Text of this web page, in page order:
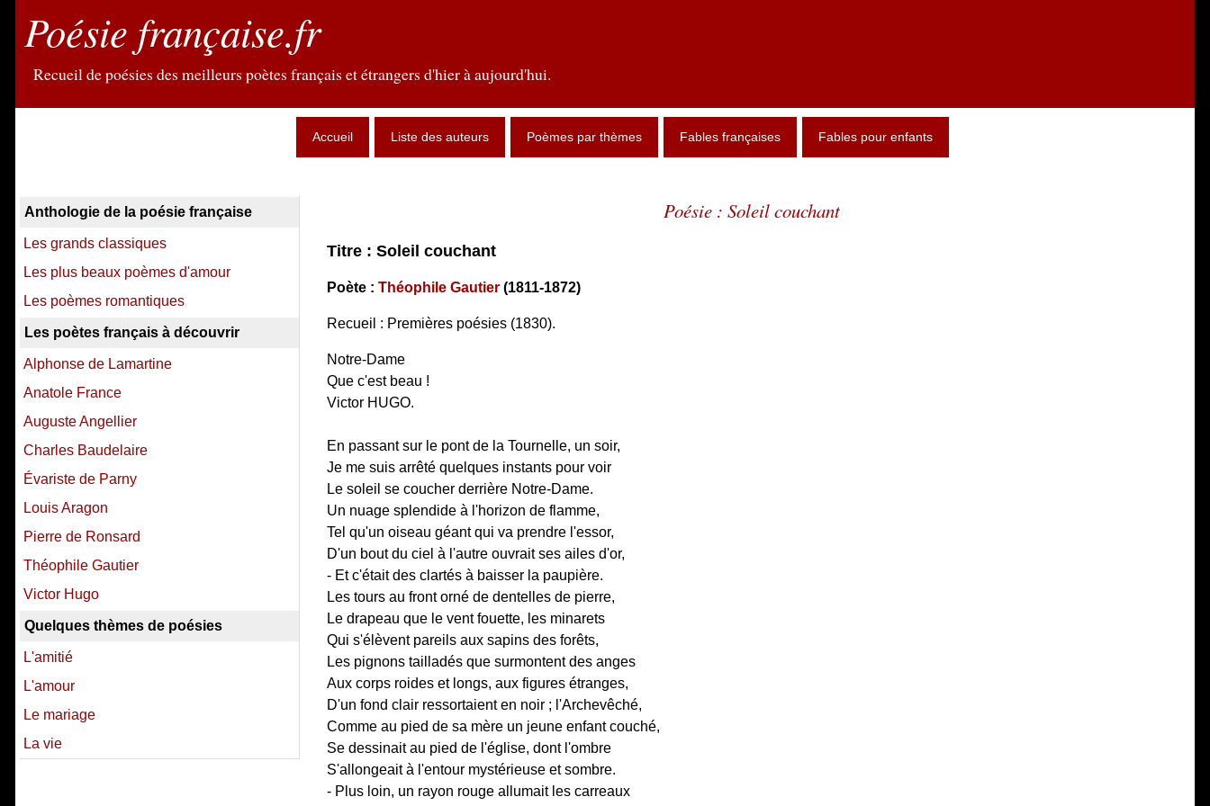
Poésie française.fr
Recueil de poésies des meilleurs poètes français et étrangers d'hier à aujourd'hui.
Accueil Liste des auteurs Poèmes par thèmes Fables françaises Fables pour enfants
Poésie : Soleil couchant
Titre : Soleil couchant
Poète : Théophile Gautier (1811-1872)
Recueil : Premières poésies (1830).
Notre-Dame
Que c'est beau !
Victor HUGO.
En passant sur le pont de la Tournelle, un soir,
Je me suis arrêté quelques instants pour voir
Le soleil se coucher derrière Notre-Dame.
Un nuage splendide à l'horizon de flamme,
Tel qu'un oiseau géant qui va prendre l'essor,
D'un bout du ciel à l'autre ouvrait ses ailes d'or,
- Et c'était des clartés à baisser la paupière.
Les tours au front orné de dentelles de pierre,
Le drapeau que le vent fouette, les minarets
Qui s'élèvent pareils aux sapins des forêts,
Les pignons tailladés que surmontent des anges
Aux corps roides et longs, aux figures étranges,
D'un fond clair ressortaient en noir ; l'Archevêché,
Comme au pied de sa mère un jeune enfant couché,
Se dessinait au pied de l'église, dont l'ombre
S'allongeait à l'entour mystérieuse et sombre.
- Plus loin, un rayon rouge allumait les carreaux
Anthologie de la poésie française
Les grands classiques
Les plus beaux poèmes d'amour
Les poèmes romantiques
Les poètes français à découvrir
Alphonse de Lamartine
Anatole France
Auguste Angellier
Charles Baudelaire
Évariste de Parny
Louis Aragon
Pierre de Ronsard
Théophile Gautier
Victor Hugo
Quelques thèmes de poésies
L'amitié
L'amour
Le mariage
La vie